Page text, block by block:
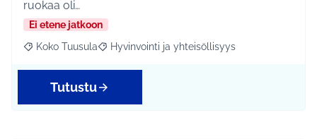
ruokaa oli…
Ei etene jatkoon
Rajaa tulokset aihepiirin mukaan: Koko Tuusula
Koko Tuusula Rajaa tulokset teeman mukaan: Hyvinvointi ja
Hyvinvointi ja yhteisöllisyys
Tutustu